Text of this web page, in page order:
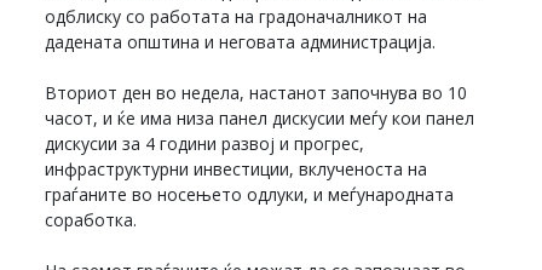
одблиску со работата на градоначалникот на
дадената општина и неговата администрација.
Вториот ден во недела, настанот започнува во 10
часот, и ќе има низа панел дискусии меѓу кои панел
дискусии за 4 години развој и прогрес,
инфраструктурни инвестиции, вклученоста на
граѓаните во носењето одлуки, и меѓународната
соработка.